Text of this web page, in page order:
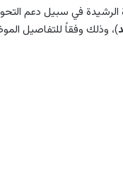
في سبيل دعم
)، وذلك وفقاً للتفاصيل